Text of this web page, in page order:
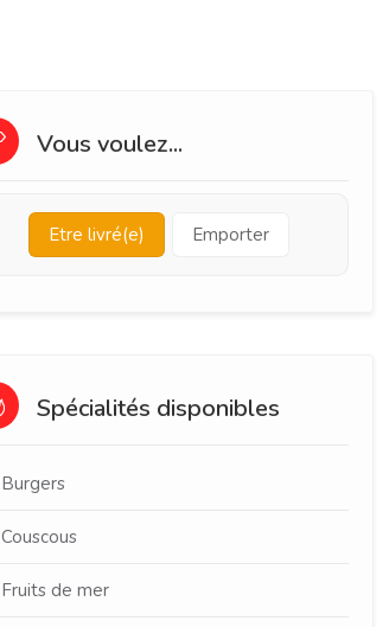
Vous voulez...
Etre livré(e) Emporter
Spécialités disponibles
Burgers
Couscous
Fruits de mer